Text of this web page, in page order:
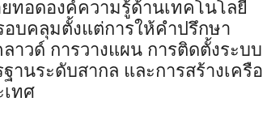
ทอดองค์ความรู้ด้านเทคโนโลยี
บคลุมตั้งแต่การให้คำปรึกษา
าวด์ การวางแผน การติดตั้งระบบ
านระดับสากล และการสร้างเครือ
ทศ